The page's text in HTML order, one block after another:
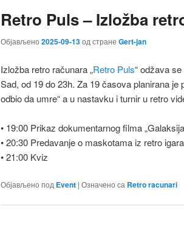
Retro Puls – Izložba
Објављено 2025-09-13од стране Gert-jan
Izložba retro računara „Retro Puls“ odžava
Sad, od 19 do 23h. Za 19 časova planirana
odbio da umre“ a u nastavku i turnir u retro
• 19:00 Prikaz dokumentarnog filma
• 20:30 Predavanje o maskotama iz retro igara
• 21:00 Kviz
Објављено под Event | Означено са Retro racunari